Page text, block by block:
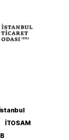
İTOSAM